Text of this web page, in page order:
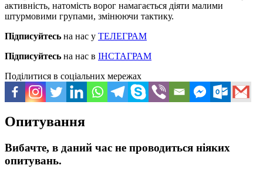
активність, натомість ворог намагається діяти малими
штурмовими групами, змінюючи тактику.
Підписуйтесь на нас у ТЕЛЕГРАМ
Підписуйтесь на нас в ІНСТАГРАМ
Поділитися в соціальних мережах
Опитування
Вибачте, в даний час не проводиться ніяких
опитувань.